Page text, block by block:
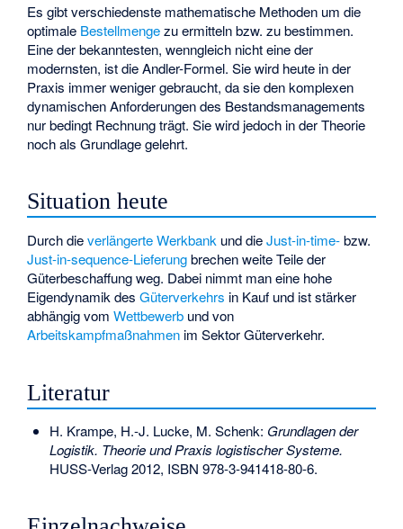
Es gibt verschiedenste mathematische Methoden um die
optimale Bestellmengezu ermitteln bzw. zu bestimmen.
Eine der bekanntesten, wenngleich nicht eine der
modernsten, ist dieAndler-Formel. Sie wird heute in der
Praxis immer weniger gebraucht, da sie den komplexen
dynamischen Anforderungen des Bestandsmanagements
nur bedingt Rechnung trägt. Sie wird jedoch in der Theorie
noch als Grundlage gelehrt.
Situation heute
Durch dieverlängerte Werkbank und dieJust-in-time-bzw.
Just-in-sequence-Lieferungbrechen weite Teile der
Güterbeschaffung weg. Dabei nimmt man eine hohe
Eigendynamik desGüterverkehrs in Kauf und ist stärker
abhängig vomWettbewerb und von
Arbeitskampfmaßnahmen im Sektor Güterverkehr.
Literatur
H. Krampe, H.-J. Lucke, M. Schenk: Grundlagen der
Logistik. Theorie und Praxis logistischer Systeme.
HUSS-Verlag 2012, ISBN 978-3-941418-80-6.